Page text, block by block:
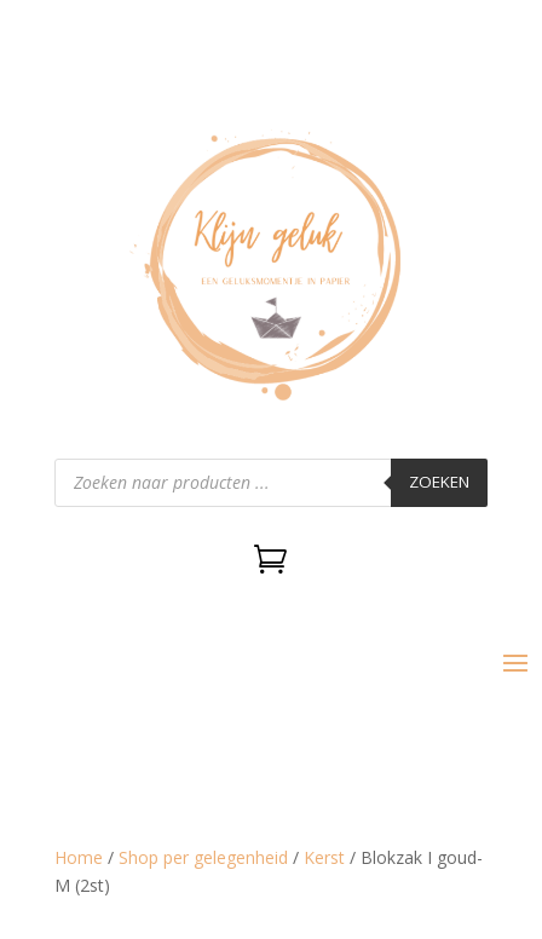
Producten
zoeken ZOEKEN

Home / Shop per gelegenheid / Kerst/ Blokzak I goud-
M (2st)